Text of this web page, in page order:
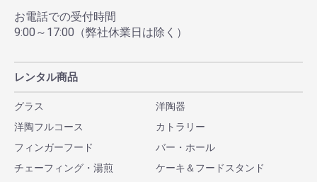
お電話での受付時間
9:00～17:00（弊社休業日は除く）
レンタル商品
グラス
洋陶器
洋陶フルコース
カトラリー
フィンガーフード
バー・ホール
チェーフィング・湯煎
ケーキ＆フードスタンド